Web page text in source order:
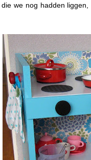
we nog hadden